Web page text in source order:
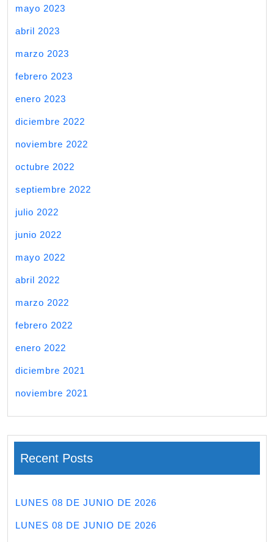
mayo 2023
abril 2023
marzo 2023
febrero 2023
enero 2023
diciembre 2022
noviembre 2022
octubre 2022
septiembre 2022
julio 2022
junio 2022
mayo 2022
abril 2022
marzo 2022
febrero 2022
enero 2022
diciembre 2021
noviembre 2021
Recent Posts
LUNES 08 DE JUNIO DE 2026
LUNES 08 DE JUNIO DE 2026